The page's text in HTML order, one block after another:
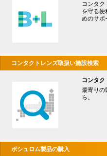
コンタク
を守る便
めのサポ
コンタクトレンズ取扱い施設検索
コンタク
最寄りの
ら。
ボシュロム製品の購入